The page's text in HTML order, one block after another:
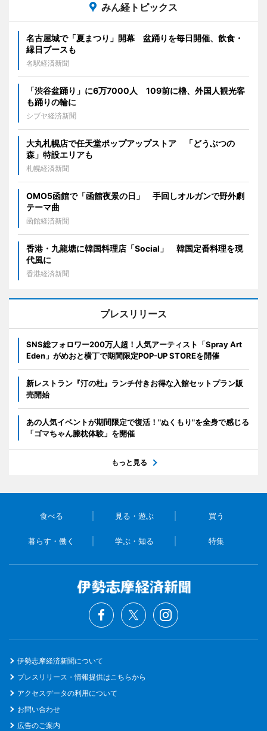
みん経トピックス
名古屋城で「夏まつり」開幕 盆踊りを毎日開催、飲食・
縁日ブースも
名駅経済新聞
「渋谷盆踊り」に6万7000人 109前に櫓、外国人観光客
も踊りの輪に
シブヤ経済新聞
大丸札幌店で任天堂ポップアップストア 「どうぶつの
森」特設エリアも
札幌経済新聞
OMO5函館で「函館夜景の日」 手回しオルガンで野外劇
テーマ曲
函館経済新聞
香港・九龍塘に韓国料理店「Social」 韓国定番料理を現
代風に
香港経済新聞
プレスリリース
SNS総フォロワー200万人超！人気アーティスト「Spray Art
Eden」がめおと横丁で期間限定POP-UP STOREを開催
新レストラン『汀の杜』ランチ付きお得な入館セットプラン販
売開始
あの人気イベントが期間限定で復活！"ぬくもり"を全身で感じる
「ゴマちゃん膝枕体験」を開催
もっと見る
食べる 見る・遊ぶ 買う
暮らす・働く 学ぶ・知る 特集
伊勢志摩経済新聞について
プレスリリース・情報提供はこちらから
アクセスデータの利用について
お問い合わせ
広告のご案内